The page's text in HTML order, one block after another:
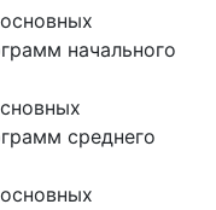
начального
среднего